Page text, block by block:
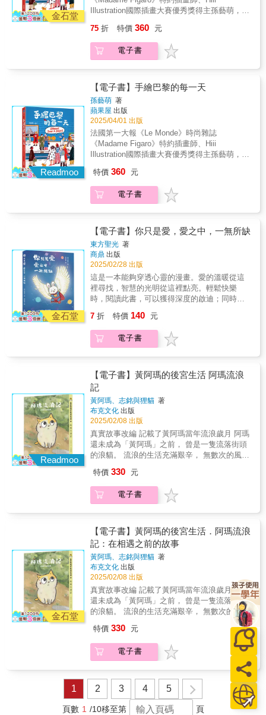
金石堂
Illustration國際插畫大賽優秀獎得主孫藝萌，用
裡，生活不只是柴米油鹽，還有街角的驚喜、
藝術的靈感，以及生活的哲學。 翻開書，走一
趟無需機票的旅程，沉浸在每一個篇章裡，找
每一個平凡卻動人的瞬間：咖啡杯上的蒸汽、
街角花店的芬芳、露天市集的喧囂和博物館裡
的寧靜。這些場景組成了她在巴黎的每一天，
也成為她筆下的巴黎風情。 無論是巴黎的經典
地標，還是隱藏在巷弄深處的小店，每一幅畫
都蘊含著她對巴黎深刻的愛，讓讀者不僅看見
巴黎，更感受到生活的美好與藝術的力量。 ★
探索巴黎日常的四大主題，找回生活中的驚喜
★ ◆在咖啡館的一角，她畫下巴黎的悠閒日常
邊，靜靜觀察這座城市的人群與街道。透過她
的畫筆，你能看到生活的慢節奏：服務生熟練
地端起托盤，外帶的顧客匆匆離去，桌上的花
束隨風微微搖曳。這些場景，平凡而美好。 ◆
在市集間穿梭，她記錄了市井的生機與熱鬧 巴
黎的跳蚤市場、露天市集，不僅是購物的地
方，更是故事的交匯處。她描繪攤販的笑容，
畫下人們挑選蔬果時的專注。還有那堆放著復
古書籍的小攤，陽光灑在泛黃的書頁上，彷彿
在講述過去的故事。 ◆在博物館與街頭，她找
到藝術的靈感與生活的哲學 巴黎是一座藝術之
城。從羅浮宮到奧塞美術館，從小型私人美術
館到街頭藝術。作者的畫作記錄了她與藝術作
品的相遇，無論是在博物館裡凝視一幅畫作，
還是在街頭捕捉一位行人的姿態，這些點滴都
源，也是她探索世界的起點。在阿姆斯特丹的
運河邊，在西班牙的熱情陽光下，在冰島的極
光裡，她繼續用畫筆記錄旅行的每一站，讓讀
者感受更多元的文化與風景。 ◎本書4大特色
【特色1】巴黎專家帶路！深入每個角落的私房
推薦 作者生活於巴黎多年，熟悉這座城市的每
一條街道與每一家特色小店，帶你走出獨一無
二的觀光路線，探索最道地的巴黎生活方式。
【特色2】插畫家的巴黎筆記，讓你愛上這座城
市 書中每一幅插畫都來自作者的親身經歷，透
化風情真實地展現在讀者面前。 【特色3】實
用又浪漫！多元主題激發你的旅遊靈感 從咖啡
館到博物館，從市集到河畔，不僅可以紙上遊
的旅行注入靈感與情調。 【特色4】每一頁都
是一幅作品，適合收藏與贈禮 不論是插畫愛好
者，還是嚮往巴黎文化的人，這本書都適合收
藏。書中的每一幅畫作都充滿溫度與故事，每
次翻閱，都能感受到巴黎的浪漫氛圍。 & ◎好
評推薦（依首字筆劃排序） & 「這是一本風格
鮮明也令人印象深刻的圖文書，作者以獨特輕
快的筆觸線條，刻畫出生活的美感。」 ──專業
畫家․王傑 & 「一直很喜歡萌萌自由奔放且充
滿童趣的畫風，讓我感受到生活就該如此的美
好與自由，值得收藏的好書。」 ──Sammi環
球旅繪․王嘉玲 & 「好好生活，想畫就畫，日
子多美妙啊！在圖文中看見了純粹與簡單，喜
歡作者的配色，以及那隨性而堅定的筆觸，將
對畫畫的熱愛，真實地融入了生活。」 ──水彩
插畫家․呂麗秋Rachel愛畫畫 & 「本書作者使
用圖文的方式記錄在巴黎的生活，每頁都有滿
75 折 特價 360 元
電子書
Readmoo
【電子書】手繪巴黎的每一天
孫藝萌 著
蘋果屋 出版
2025/04/01 出版
法國第一大報《Le Monde》時尚雜誌
《Madame Figaro》特約插畫師、Hiii
Illustration國際插畫大賽優秀獎得主孫藝萌，用
裡，生活不只是柴米油鹽，還有街角的驚喜、
藝術的靈感，以及生活的哲學。 翻開書，走一
趟無需機票的旅程，沉浸在每一個篇章裡，找
每一個平凡卻動人的瞬間：咖啡杯上的蒸汽、
街角花店的芬芳、露天市集的喧囂和博物館裡
的寧靜。這些場景組成了她在巴黎的每一天，
也成為她筆下的巴黎風情。 無論是巴黎的經典
地標，還是隱藏在巷弄深處的小店，每一幅畫
都蘊含著她對巴黎深刻的愛，讓讀者不僅看見
巴黎，更感受到生活的美好與藝術的力量。 ★
探索巴黎日常的四大主題，找回生活中的驚喜
★ ◆在咖啡館的一角，她畫下巴黎的悠閒日常
邊，靜靜觀察這座城市的人群與街道。透過她
的畫筆，你能看到生活的慢節奏：服務生熟練
地端起托盤，外帶的顧客匆匆離去，桌上的花
束隨風微微搖曳。這些場景，平凡而美好。 ◆
在市集間穿梭，她記錄了市井的生機與熱鬧 巴
黎的跳蚤市場、露天市集，不僅是購物的地
方，更是故事的交匯處。她描繪攤販的笑容，
畫下人們挑選蔬果時的專注。還有那堆放著復
古書籍的小攤，陽光灑在泛黃的書頁上，彷彿
在講述過去的故事。 ◆在博物館與街頭，她找
到藝術的靈感與生活的哲學 巴黎是一座藝術之
城。從羅浮宮到奧塞美術館，從小型私人美術
品的相遇，無論是在博物館裡凝視一幅畫作，
還是在街頭捕捉一位行人的姿態，這些點滴都
成為筆下的作品。 ◆從巴黎延伸到世界，她捕
運河邊，在西班牙的熱情陽光下，在冰島的極
光裡，她繼續用畫筆記錄旅行的每一站，讓讀
者感受更多元的文化與風景。 ◎本書4大特色
【特色1】巴黎專家帶路！深入每個角落的私房
推薦 作者生活於巴黎多年，熟悉這座城市的每
一條街道與每一家特色小店，帶你走出獨一無
二的觀光路線，探索最道地的巴黎生活方式。
【特色2】插畫家的巴黎筆記，讓你愛上這座城
市 書中每一幅插畫都來自作者的親身經歷，透
過精美的插畫與故事，將巴黎的點滴生活與文
化風情真實地展現在讀者面前。 【特色3】實
用又浪漫！多元主題激發你的旅遊靈感 從咖啡
館到博物館，從市集到河畔，不僅可以紙上遊
覽巴黎，更能快速掌握巴黎的旅遊資訊，為你
的旅行注入靈感與情調。 【特色4】每一頁都
是一幅作品，適合收藏與贈禮 不論是插畫愛好
者，還是嚮往巴黎文化的人，這本書都適合收
藏。書中的每一幅畫作都充滿溫度與故事，每
特價 360 元
電子書
金石堂
【電子書】你只是愛，愛之中，一無所缺
東方聖光 著
商鼎 出版
2025/02/28 出版
這是一本能夠穿透心靈的漫畫。愛的溫暖從這
裡尋找，智慧的光明從這裡點亮。輕鬆快樂
時，閱讀此書，可以獲得深度的啟迪；同時更
孤獨與徬徨。以愛的光明，來溫暖你的心靈。
以寬恕的溫暖，來喚醒你靈魂深處的愛。擁有
一顆真實不隱藏的心，一顆溫暖利他的心，不
想，不是強迫自己去「愛」。沒有指責、沒有
否定，只有寬恕與溫暖，只有接納與愛。痛苦
是如何產生的？當內心的訴求，得不到滿足之
時，所以你的看見，是在心中，而不是眼中。
人生有很多痛苦與無奈，很多想得而不可得，
先做回真實的心吧，想反抗就反抗，不要扭曲
自己的靈魂，唯有心安理得，平心靜氣的心，
才具有寬恕的能力。讓《你只是愛，愛之中，
一無所缺》這本全彩精裝繪本漫畫，用溫暖的
色調與筆觸，生動的圖像與對話，療癒每顆受
7 折 特價 140 元
電子書
Readmoo
【電子書】黃阿瑪的後宮生活 阿瑪流浪
記
黃阿瑪、志銘與狸貓 著
布克文化 出版
2025/02/08 出版
真實故事改編 記載了黃阿瑪當年流浪歲月 阿瑪
還未成為「黃阿瑪」之前， 曾是一隻流落街頭
的浪貓。 流浪的生活充滿艱辛， 無數次的風雨
重困境中， 他終究挺過了一切， 一步步走過崎
嶇的命運， 最終從一隻流浪貓，化身成為萬眾
敬仰的後宮之主。 這是屬於他的傳奇，也是最
直想知道的疑問。 回想到當初剛撿到阿瑪的時
候，只要我們每當把手靠近他的臉，他就會不
自覺瞇上眼睛並且閃避，屢試不爽，所以很直
覺的，我們想像著：「阿瑪以前是不是被人打
過巴掌？」加上剛來的時候阿瑪曾因為發情而
亂尿尿，並發生在狸貓老家抓破紗窗事件，更
猜測：「他是不是逃家出來的貓？」而這些，
就是這本漫畫的源起吧，一切都是從最初的這
個小動作而衍生出來的故事。 「好想知道他以
前發生什麼事情。」我覺得這個想法會出現在
家中寵物曾經流浪過的人身上，總會一直幻想
他們從前的遭遇，這些流浪動物們的故事，是
在遇到我們之後才開始，在此之前他遇見什麼
人、遭遇過什麼事情，我們完全無法得知，所
以種種猜測總是盤踞在我們內心深處，某天便
突然想：「乾脆把我們腦海中想像的故事畫出
來好了！」關於那些與阿瑪相遇之前的故事。
〔狸貓〕 這篇漫畫的架構組成是從我們對阿瑪
特價 330 元
電子書
金石堂
【電子書】黃阿瑪的後宮生活．阿瑪流浪
記：在相遇之前的故事
黃阿瑪、志銘與狸貓 著
布克文化 出版
2025/02/08 出版
真實故事改編 記載了黃阿瑪當年流浪歲月 阿瑪
還未成為「黃阿瑪」之前， 曾是一隻流落街頭
的浪貓。 流浪的生活充滿艱辛， 無數次的風雨
與磨難， 甚至還飽受人類的欺負與傷害。 在重
重困境中， 他終究挺過了一切， 一步步走過崎
嶇的命運， 最終從一隻流浪貓，化身成為萬眾
敬仰的後宮之主。 這是屬於他的傳奇，也是最
樣的生活呢？這是從與阿瑪第一天相遇後就一
直想知道的疑問。 回想到當初剛撿到阿瑪的時
候，只要我們每當把手靠近他的臉，他就會不
自覺瞇上眼睛並且閃避，屢試不爽，所以很直
特價 330 元
電子書
1 2 3 4 5
頁數 1 /10移至第 頁